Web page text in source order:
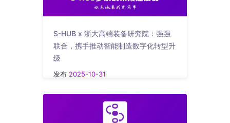
S-HUB x 浙大高端装备研究院：强强
联合，携手推动智能制造数字化转型升
级
发布 2025-10-31